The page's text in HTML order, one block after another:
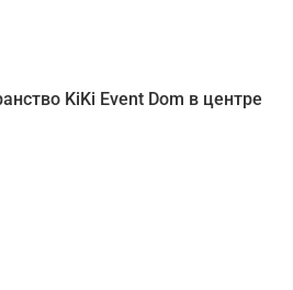
KiKi Event Dom в центре